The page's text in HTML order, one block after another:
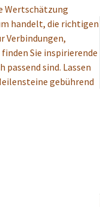
Wertschätzung
handelt, die richtigen
Verbindungen,
Sie inspirierende
sind. Lassen
gebührend